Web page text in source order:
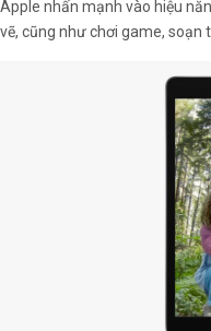
Apple nhấn mạnh vào hiệu
vẽ, cũng như chơi game, soạn